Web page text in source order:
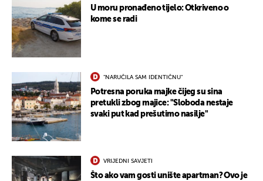
U moru pronađeno tijelo: Otkriveno o
kome se radi
"NARUČILA SAM IDENTIČNU"
Potresna poruka majke čijeg su sina
pretukli zbog majice: "Sloboda nestaje
svaki put kad prešutimo nasilje"
VRIJEDNI SAVJETI
Što ako vam gosti unište apartman? Ovo je
UKLJUČITE NOTIFIKACIJE